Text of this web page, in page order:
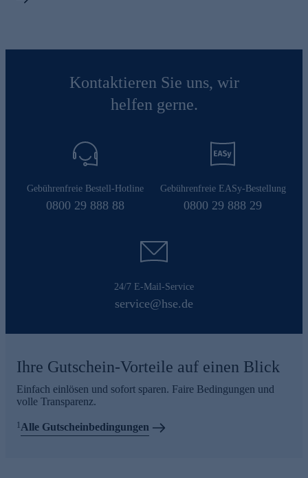
Kontaktieren Sie uns, wir
helfen gerne.
Gebührenfreie Bestell-Hotline
0800 29 888 88
Gebührenfreie EASy-Bestellung
0800 29 888 29
24/7 E-Mail-Service
service@hse.de
Ihre Gutschein-Vorteile auf einen Blick
Einfach einlösen und sofort sparen. Faire Bedingungen und
volle Transparenz.
1 Alle Gutscheinbedingungen